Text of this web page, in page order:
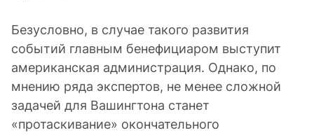
Безусловно, в случае такого развития
событий главным бенефициаром выступит
американская администрация. Однако, по
мнению ряда экспертов, не менее сложной
задачей для Вашингтона станет
«протаскивание» окончательного